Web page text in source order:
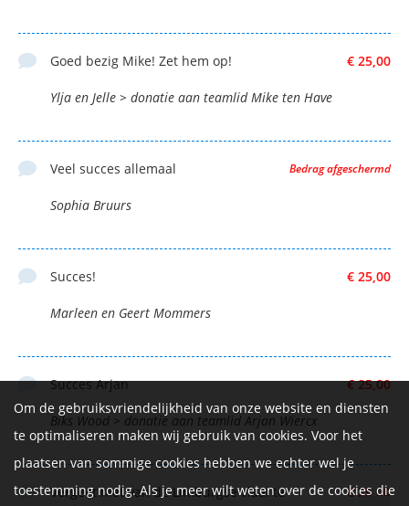
€ 25,00
Goed bezig Mike! Zet hem op!
Ylja en Jelle > donatie aan teamlid Mike ten Have
Bedrag afgeschermd
Veel succes allemaal
Sophia Bruurs
€ 25,00
Succes!
Marleen en Geert Mommers
€ 25,00
Succes Arjan
Biks Wood > donatie aan teamlid Arjan Wiercx
€ 25,00
Vergeet niet van de Limburgse vlaai te
Om de gebruiksvriendelijkheid van onze website en diensten
te optimaliseren maken wij gebruik van cookies. Voor het
plaatsen van sommige cookies hebben we echter wel je
toestemming nodig. Als je meer wilt weten over de cookies die